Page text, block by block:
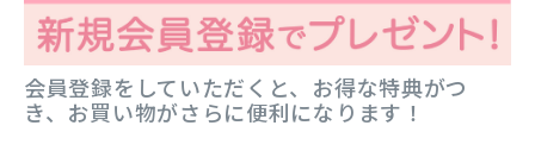
会員登録をしていただくと、お得な特典がつ
き、お買い物がさらに便利になります！